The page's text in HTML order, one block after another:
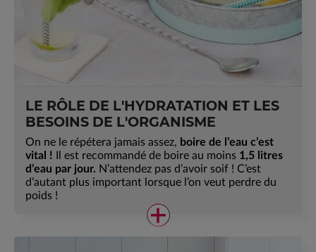
LE RÔLE DE L'HYDRATATION ET LES
BESOINS DE L'ORGANISME
On ne le répétera jamais assez, boire de l’eau c’est
vital ! Il est recommandé de boire au moins 1,5 litres
d’eau par jour. N’attendez pas d’avoir soif ! C’est
d’autant plus important lorsque l’on veut perdre du
poids !